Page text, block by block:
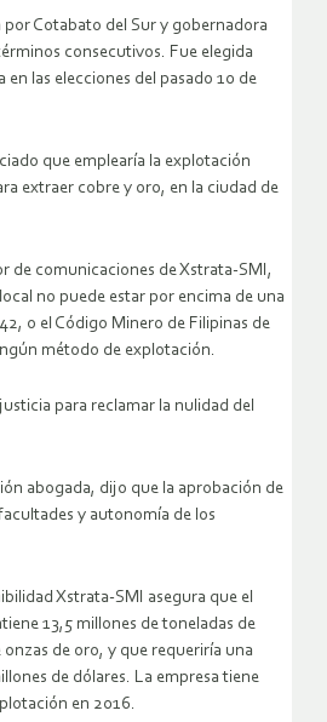
Cotabato del Sur y gobernadora
consecutivos. Fue elegida
las elecciones del pasado 10 de
que emplearía la explotación
extraer cobre y oro, en la ciudad de
de comunicaciones de Xstrata-SMI,
no puede estar por encima de una
o el Código Minero de Filipinas de
método de explotación.
para reclamar la nulidad del
abogada, dijo que la aprobación de
y autonomía de los
Xstrata-SMI asegura que el
13,5 millones de toneladas de
de oro, y que requeriría una
de dólares. La empresa tiene
en 2016.